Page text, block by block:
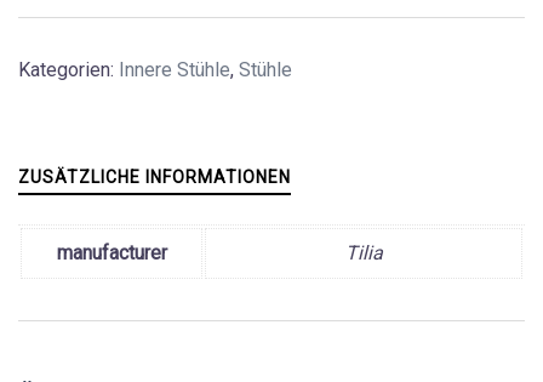
Kategorien: Innere Stühle, Stühle
ZUSÄTZLICHE INFORMATIONEN
manufacturer Tilia